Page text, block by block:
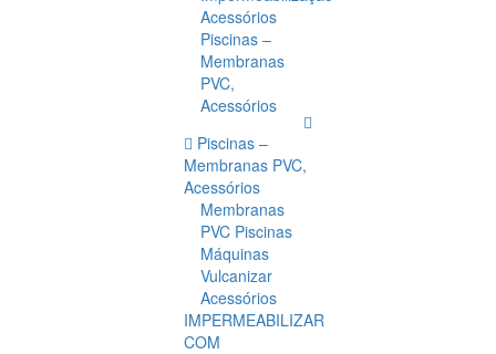
Acessórios
Piscinas –
Membranas
PVC,
Acessórios
Piscinas –
Membranas PVC,
Acessórios
Membranas
PVC Piscinas
Máquinas
Vulcanizar
Acessórios
IMPERMEABILIZAR
COM